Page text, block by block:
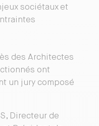
sociétaux et
des Architectes
ont
un jury composé
Directeur de